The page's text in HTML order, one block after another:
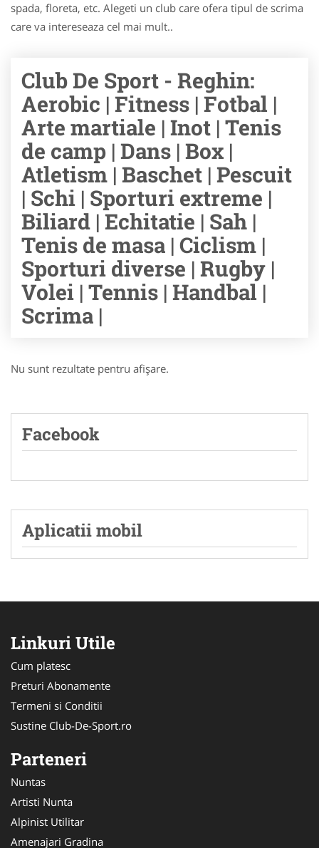
spada, floreta, etc. Alegeti un club care ofera tipul de scrima
care va intereseaza cel mai mult..
Club De Sport - Reghin:
Aerobic | Fitness | Fotbal |
Arte martiale | Inot | Tenis
de camp | Dans | Box |
Atletism | Baschet | Pescuit
| Schi | Sporturi extreme |
Biliard | Echitatie | Sah |
Tenis de masa | Ciclism |
Sporturi diverse | Rugby |
Volei | Tennis | Handbal |
Scrima |
Nu sunt rezultate pentru afişare.
Facebook
Aplicatii mobil
Linkuri Utile
Cum platesc
Preturi Abonamente
Termeni si Conditii
Sustine Club-De-Sport.ro
Parteneri
Nuntas
Artisti Nunta
Alpinist Utilitar
Amenajari Gradina